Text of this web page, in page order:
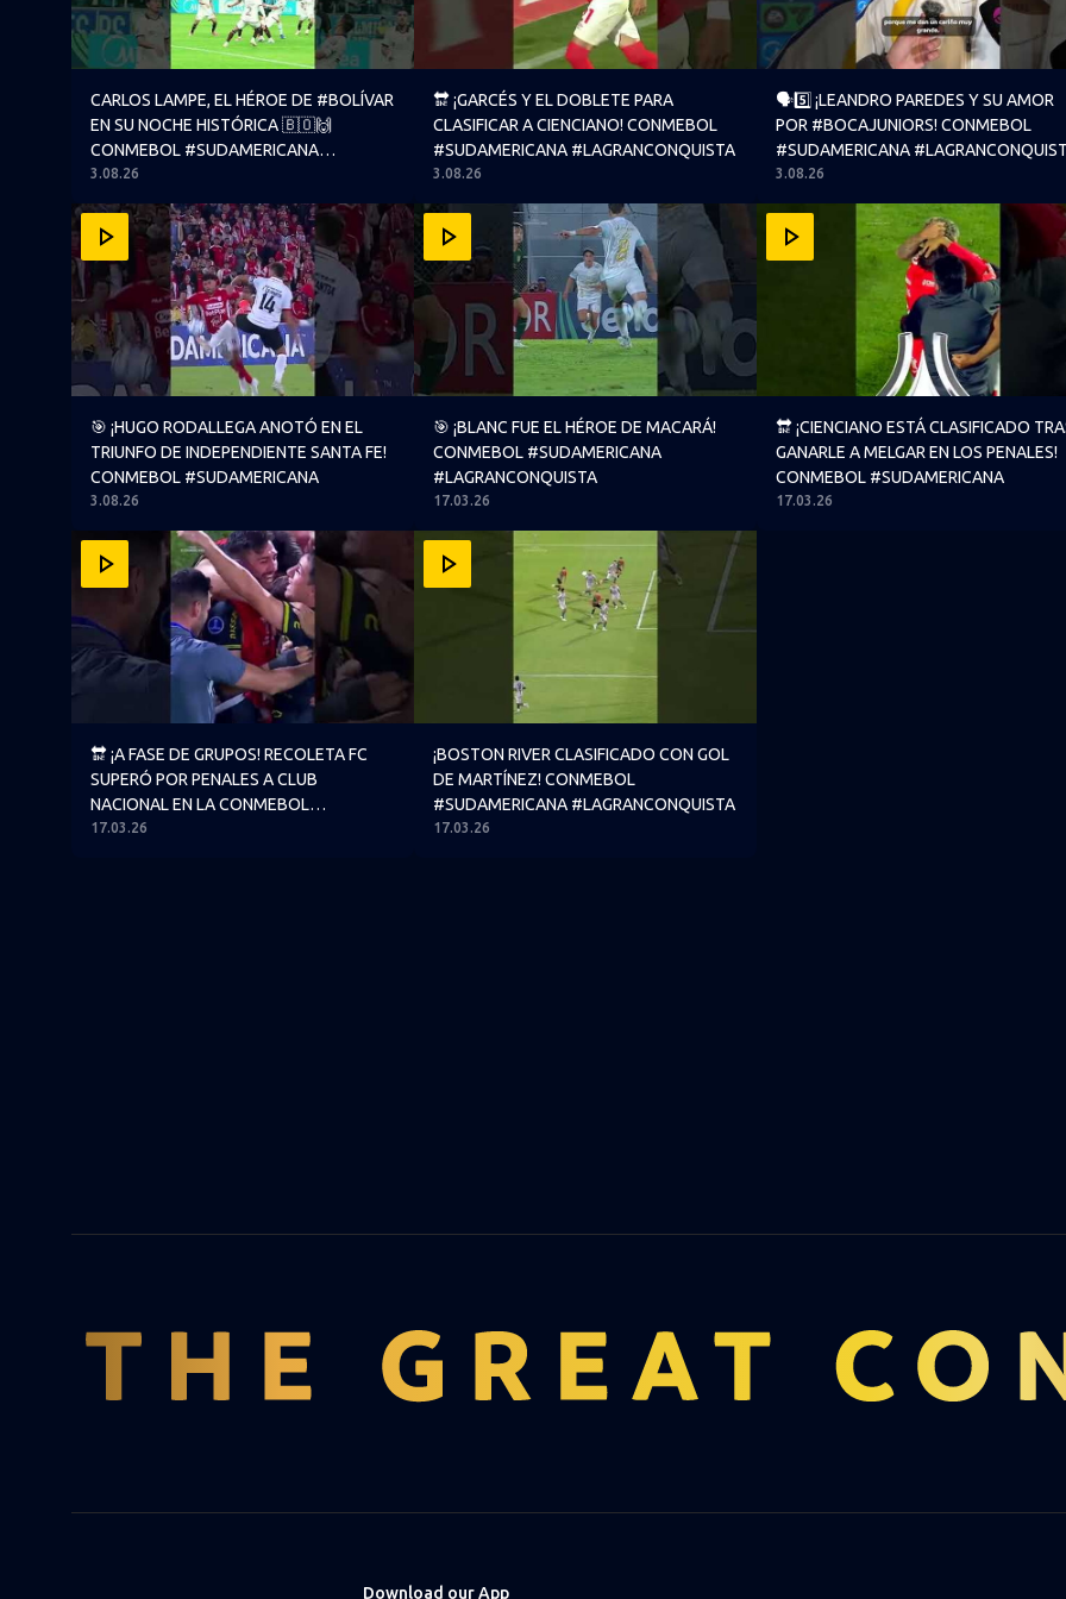
3.08.26
CARLOS LAMPE, EL HÉROE DE #BOLÍVAR
EN SU NOCHE HISTÓRICA 🇧🇴🙌
CONMEBOL #SUDAMERICANA
#LAGRANCONQUISTA
3.08.26
🔛 ¡GARCÉS Y EL DOBLETE PARA
CLASIFICAR A CIENCIANO! CONMEBOL
#SUDAMERICANA #LAGRANCONQUISTA
3.08.26
🗣️5️⃣ ¡LEANDRO PAREDES Y SU AMOR
POR #BOCAJUNIORS! CONMEBOL
#SUDAMERICANA
🎯 ¡HUGO RODALLEGA ANOTÓ EN EL TRIUNFO DE INDEPENDIENTE SANTA FE! CONMEBOL #SUDAMERICANA
3.08.26
🎯 ¡HUGO RODALLEGA ANOTÓ EN EL
TRIUNFO DE INDEPENDIENTE SANTA FE!
CONMEBOL #SUDAMERICANA
🎯 ¡BLANC FUE EL HÉROE DE MACARÁ! CONMEBOL #SUDAMERICANA
17.03.26
🎯 ¡BLANC FUE EL HÉROE DE MACARÁ!
CONMEBOL #SUDAMERICANA
#LAGRANCONQUISTA
🔛 ¡CIENCIANO ESTÁ
17.03.26
🔛 ¡CIENCIANO ESTÁ CLASIFICADO
GANARLE A MELGAR EN LOS PENALES!
CONMEBOL #SUDAMERICANA
🔛 ¡A FASE DE GRUPOS! RECOLETA FC SUPERÓ POR PENALES A CLUB NACIONAL EN LA CONMEBOL
17.03.26
🔛 ¡A FASE DE GRUPOS! RECOLETA FC
SUPERÓ POR PENALES A CLUB
NACIONAL EN LA CONMEBOL
#SUDAMERICANA
¡BOSTON RIVER CLASIFICADO CON GOL DE MARTÍNEZ! CONMEBOL
17.03.26
¡BOSTON RIVER CLASIFICADO CON GOL
DE MARTÍNEZ! CONMEBOL
#SUDAMERICANA #LAGRANCONQUISTA
Download our App